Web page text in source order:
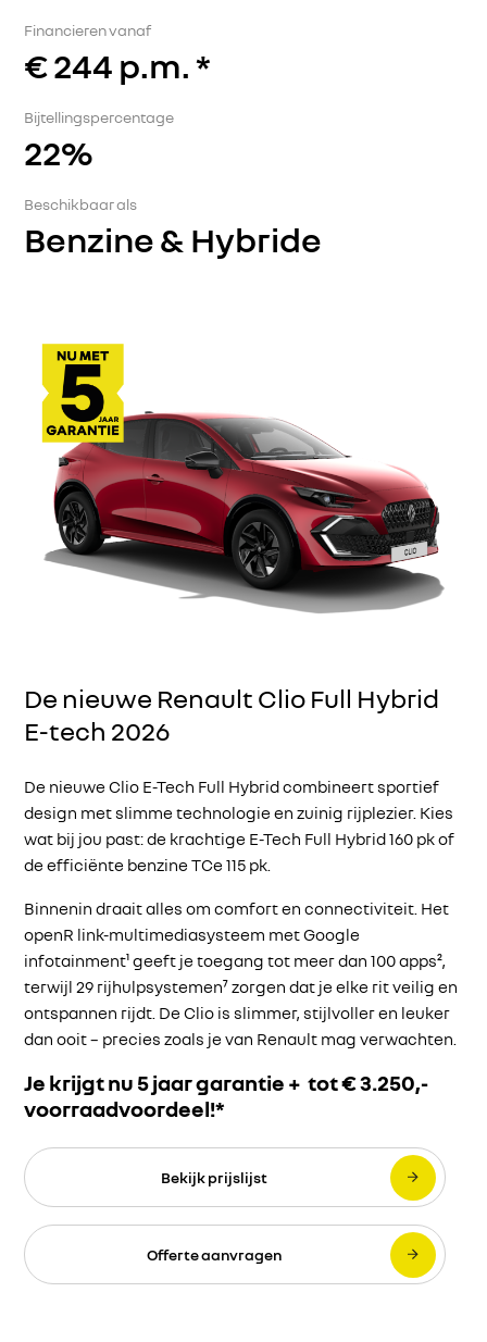
Financieren vanaf
€ 244 p.m. *
Bijtellingspercentage
22%
Beschikbaar als
Benzine & Hybride
De nieuwe Renault Clio Full Hybrid
E-tech 2026
De nieuwe Clio E-Tech Full Hybrid combineert sportief
design met slimme technologie en zuinig rijplezier. Kies
wat bij jou past: de krachtige E-Tech Full Hybrid 160 pk of
de efficiënte benzine TCe 115 pk.
Binnenin draait alles om comfort en connectiviteit. Het
openR link-multimediasysteem met Google
infotainment¹ geeft je toegang tot meer dan 100 apps²,
terwijl 29 rijhulpsystemen⁷ zorgen dat je elke rit veilig en
ontspannen rijdt. De Clio is slimmer, stijlvoller en leuker
dan ooit – precies zoals je van Renault mag verwachten.
Je krijgt nu 5 jaar garantie + tot € 3.250,-
voorraadvoordeel!*
Bekijk prijslijst
Offerte aanvragen